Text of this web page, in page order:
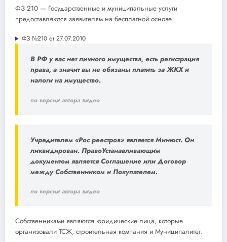
ФЗ 210 — Государственные и муниципальные услуги
предоставляются заявителям на бесплатной основе.
ФЗ №210 от 27.07.2010
В РФ у васнетличного имущества, есть регистрация
права, а значит вы не обязаны платить за ЖКХ и
налоги на имущество.
по версии автора видео
Учредителем «Рос реестров» является Минюст. Он
ликвидирован. ПравоУстанавливающим
документом является Соглашение или Договор
между Собственником и Покупателем.
по версии автора видео
Собственниками являются юридические лица, которые
организовали ТСЖ; строительная компания и Муниципалитет.